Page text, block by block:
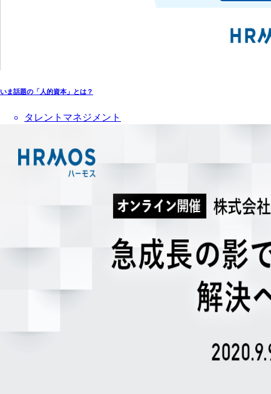
いま話題の「人的資本」とは？
タレントマネジメント